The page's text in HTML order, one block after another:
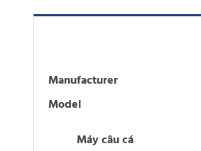
Manufacturer
Model
Máy câu cá